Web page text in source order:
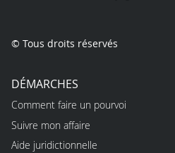
© Tous droits réservés
DÉMARCHES
Comment faire un pourvoi
Suivre mon affaire
Aide juridictionnelle